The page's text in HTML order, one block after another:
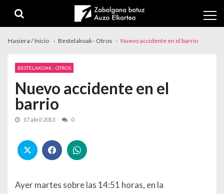
Hasiera / Inicio Bestelakoak - Otros Nuevo accidente en el barrio
BESTELAKOAK - OTROS
Nuevo accidente en el
barrio
17 abril 2013 0
Ayer martes sobre las 14:51 horas, en la